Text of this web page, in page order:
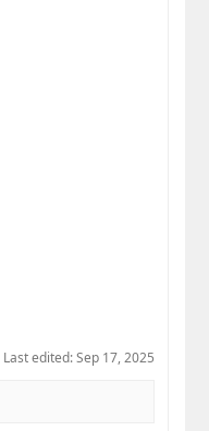
Last edited:Sep 17, 2025